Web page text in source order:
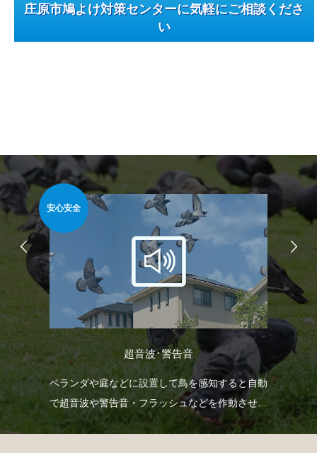
庄原市鳩よけ対策センターに気軽にご相談くださ
い
安心安全
超音波･警告音
ベランダや庭などに設置して鳥を感知すると自動
で超音波や警告音・フラッシュなどを作動させて
鳩の侵入を防ぐという装置です。